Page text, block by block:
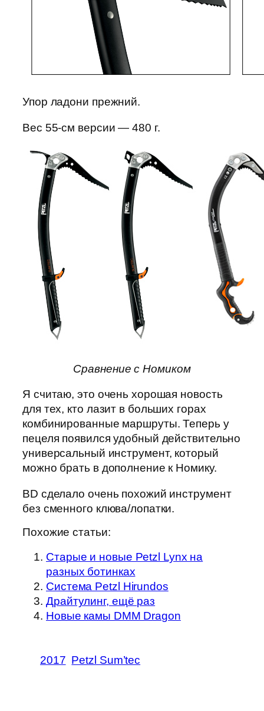
Упор ладони прежний.
Вес 55-см версии — 480 г.
Сравнение с Номиком
Я считаю, это очень хорошая новость
для тех, кто лазит в больших горах
комбинированные маршруты. Теперь у
пецеля появился удобный действительно
универсальный инструмент, который
можно брать в дополнение к Номику.
BD сделало очень похожий инструмент
без сменного клюва/лопатки.
Похожие статьи:
Старые и новые Petzl Lynx на
разных ботинках
Система Petzl Hirundos
Драйтулинг, ещё раз
Новые камы DMM Dragon
2017 Petzl Sum’tec